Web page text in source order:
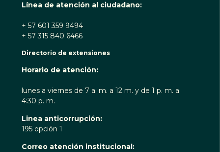
Línea de atención al ciudadano:
+ 57 601 359 9494
+ 57 315 840 6466
Directorio de extensiones
Horario de atención:
lunes a viernes de 7 a. m. a 12 m. y de 1 p. m. a
4:30 p. m.
Linea anticorrupción:
195 opción 1
Correo atención institucional: